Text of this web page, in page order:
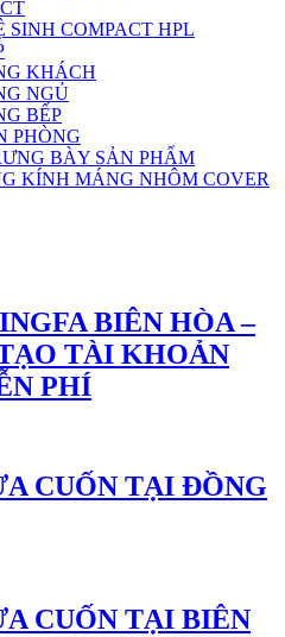
COMPACT HPL
KHÁCH
NGỦ
BẾP
PHÒNG
BÀY SẢN PHẨM
KÍNH MÁNG NHÔM COVER
BIÊN HÒA –
TÀI KHOẢN
PHÍ
CUỐN TẠI ĐỒNG
CUỐN TẠI BIÊN